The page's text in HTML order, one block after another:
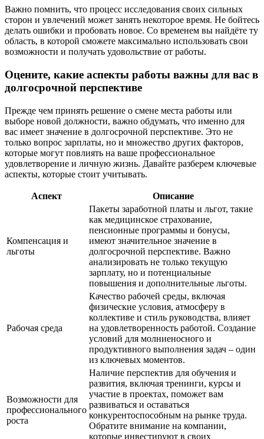
Важно помнить, что процесс исследования своих сильных
сторон и увлечений может занять некоторое время. Не бойтесь
делать ошибки и пробовать новое. Со временем вы найдёте ту
область, в которой сможете максимально использовать свои
возможности и получать удовольствие от работы.
Оцените, какие аспекты работы важны для вас в
долгосрочной перспективе
Прежде чем принять решение о смене места работы или
выборе новой должности, важно обдумать, что именно для
вас имеет значение в долгосрочной перспективе. Это не
только вопрос зарплаты, но и множество других факторов,
которые могут повлиять на ваше профессиональное
удовлетворение и личную жизнь. Давайте разберем ключевые
аспекты, которые стоит учитывать.
Аспект Описание
Компенсация и
льготы
Пакеты заработной платы и льгот, такие
как медицинское страхование,
пенсионные программы и бонусы,
имеют значительное значение в
долгосрочной перспективе. Важно
анализировать не только текущую
зарплату, но и потенциальные
повышения и дополнительные льготы.
Рабочая среда
Качество рабочей среды, включая
физические условия, атмосферу в
коллективе и стиль руководства, влияет
на удовлетворенность работой. Создание
условий для молниеносного и
продуктивного выполнения задач – один
из ключевых моментов.
Возможности для
профессионального
роста
Наличие перспектив для обучения и
развития, включая тренинги, курсы и
участие в проектах, поможет вам
развиваться и оставаться
конкурентоспособным на рынке труда.
Обратите внимание на компании,
которые инвестируют в своих